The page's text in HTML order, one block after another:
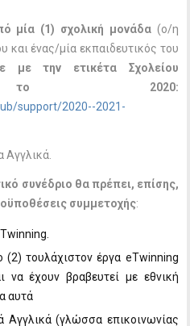
μία (1) σχολική μονάδα (ο/η
και ένας/μία εκπαιδευτικός του
με την ετικέτα Σχολείου
support/2020--2021-
Αγγλικά.
συνέδριο θα πρέπει, επίσης,
συμμετοχής:
(2) τουλάχιστον έργα eTwinning
να έχουν βραβευτεί με εθνική
αυτά
Αγγλικά (γλώσσα επικοινωνίας